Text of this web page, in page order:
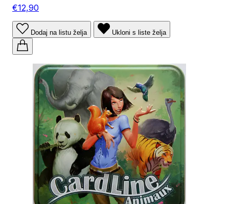
€12,90
Dodaj na listu želja Ukloni s liste želja